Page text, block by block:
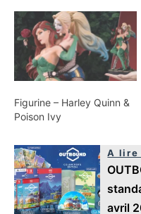
Figurine – Harley Quinn &
Poison Ivy
A lire
avril